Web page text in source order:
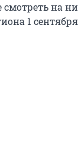
смотреть на
1